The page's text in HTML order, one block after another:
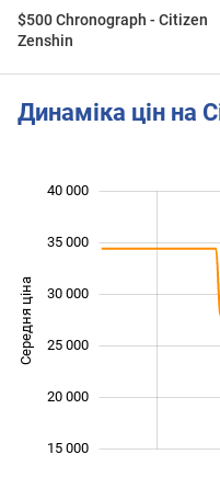
$500 Chronograph - Citizen
Zenshin
Динаміка цін на
Середня ціна
15 000
20 000
25 000
30 000
35 000
40 000